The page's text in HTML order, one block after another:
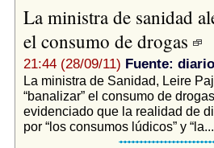
La ministra de sanidad
el consumo de drogas
21:44 (28/09/11) Fuente:
La ministra de Sanidad, Leire
“banalizar” el consumo de
evidenciado que la realidad de
por “los consumos lúdicos” y “la...